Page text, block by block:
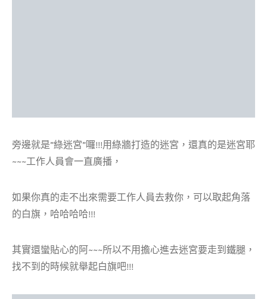
旁邊就是”綠迷宮”囉!!!用綠牆打造的迷宮，還真的是迷宮耶
~~~工作人員會一直廣播，
如果你真的走不出來需要工作人員去救你，可以取起角落
的白旗，哈哈哈哈!!!
其實還蠻貼心的阿~~~所以不用擔心進去迷宮要走到鐵腿，
找不到的時候就舉起白旗吧!!!